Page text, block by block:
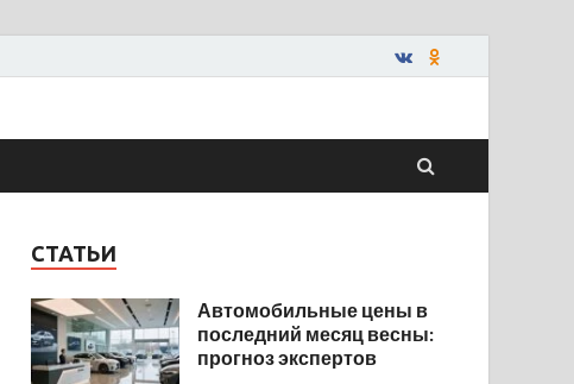
СТАТЬИ
Автомобильные цены в
последний месяц весны:
прогноз экспертов